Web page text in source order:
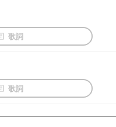
歌詞
歌詞